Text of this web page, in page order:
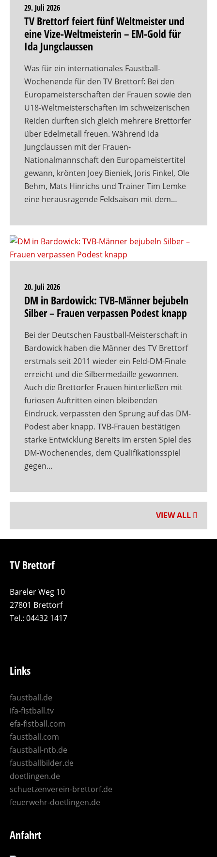
29. Juli 2026
TV Brettorf feiert fünf Weltmeister und
eine Vize-Weltmeisterin – EM-Gold für
Ida Jungclaussen
Was für ein internationales Faustball-
Wochenende für den TV Brettorf: Bei den
Europameisterschaften der Frauen sowie den
U18-Weltmeisterschaften im schweizerischen
Reiden durften sich gleich mehrere Brettorfer
über Edelmetall freuen. Während Ida
Jungclaussen mit der Frauen-
Nationalmannschaft den Europameistertitel
gewann, krönten Joey Bieniek, Joris Finkel, Ole
Behm, Mats Hinrichs und Trainer Tim Lemke
eine herausragende Feldsaison mit dem…
20. Juli 2026
DM in Bardowick: TVB-Männer bejubeln
Silber – Frauen verpassen Podest knapp
Bei der Deutschen Faustball-Meisterschaft in
Bardowick haben die Männer des TV Brettorf
erstmals seit 2011 wieder ein Feld-DM-Finale
erreicht und die Silbermedaille gewonnen.
Auch die Brettorfer Frauen hinterließen mit
furiosen Auftritten einen bleibenden
Eindruck, verpassten den Sprung auf das DM-
Podest aber knapp. TVB-Frauen bestätigen
starke Entwicklung Bereits im ersten Spiel des
DM-Wochenendes, dem Qualifikationsspiel
gegen…
VIEW ALL
TV Brettorf
Bareler Weg 10
27801 Brettorf
Tel.: 04432 1417
Links
faustball.de
ifa-fistball.tv
efa-fistball.com
faustball.com
faustball-ntb.de
faustballbilder.de
doetlingen.de
schuetzenverein-brettorf.de
feuerwehr-doetlingen.de
Anfahrt